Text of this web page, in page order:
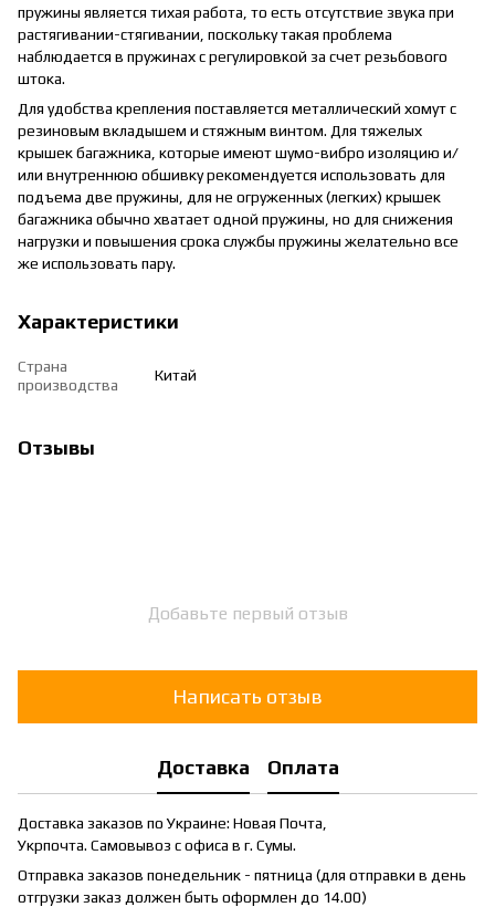
пружины является тихая работа, то есть отсутствие звука при
растягивании-стягивании, поскольку такая проблема
наблюдается в пружинах с регулировкой за счет резьбового
штока.
Для удобства крепления поставляется металлический хомут с
резиновым вкладышем и стяжным винтом. Для тяжелых
крышек багажника, которые имеют шумо-вибро изоляцию и/
или внутреннюю обшивку рекомендуется использовать для
подъема две пружины, для не огруженных (легких) крышек
багажника обычно хватает одной пружины, но для снижения
нагрузки и повышения срока службы пружины желательно все
же использовать пару.
Характеристики
Страна
производства
Китай
Отзывы
Добавьте первый отзыв
Написать отзыв
Доставка Оплата
Доставка заказов по Украине: Новая Почта,
Укрпочта. Самовывоз с офиса в г. Сумы.
Отправка заказов понедельник - пятница (для отправки в день
отгрузки заказ должен быть оформлен до 14.00)